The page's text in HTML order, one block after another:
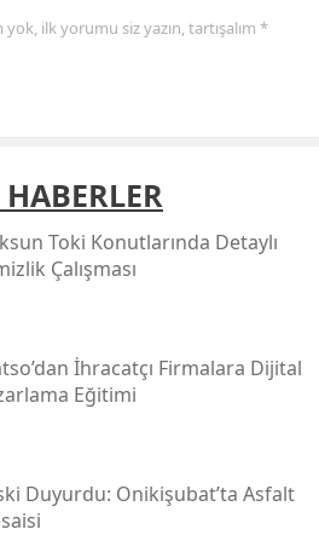
ilk yorumu siz yazın, tartışalım *
Toki̇ Konutlarında Detaylı
Çalışması
İhracatçı Firmalara Dijital
Eğitimi
Duyurdu: Onikişubat’ta Asfalt